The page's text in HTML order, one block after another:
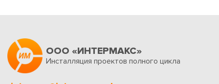
ООО «ИНТЕРМАКС»
Инсталляция проектов полного цикла